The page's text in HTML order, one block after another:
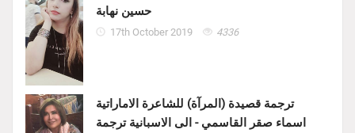
حسين نهابة
17th October 2019 4336
ترجمة قصيدة (المرآة) للشاعرة الاماراتية
اسماء صقر القاسمي - الى الاسبانية ترجمة